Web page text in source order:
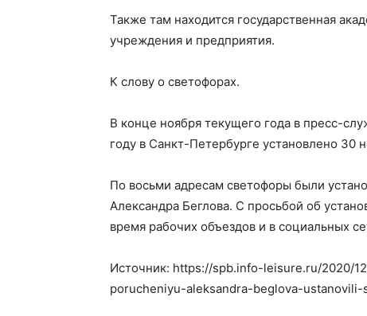
Также там находится государственная
учреждения и предприятия.
К слову о светофорах.
В конце ноября текущего года в пресс-
году в Санкт-Петербурге установлено 30
По восьми адресам светофоры были
Александра Беглова. С просьбой об
время рабочих объездов и в социальных
Источник: https://spb.info-leisure.ru/2020/
porucheniyu-aleksandra-beglova-ustanovili-